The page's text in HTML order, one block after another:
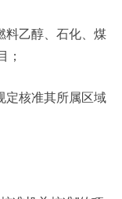
乙醇、石化、煤
；
核准其所属区域